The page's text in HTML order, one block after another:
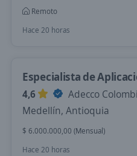
Remoto
Hace 20 horas
Especialista de
4,6
Adecco
Medellín, Antioquia
$ 6.000.000,00 (Mensual)
Hace 20 horas